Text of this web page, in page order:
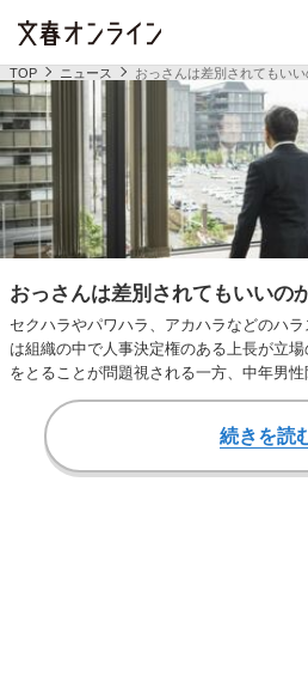
TOP ニュース おっさんは差別されてもい
おっさんは差別されてもいいの
セクハラやパワハラ、アカハラなどのハ
は組織の中で人事決定権のある上長が立
をとることが問題視される一方、中年男
場にあるわけです…
続きを読